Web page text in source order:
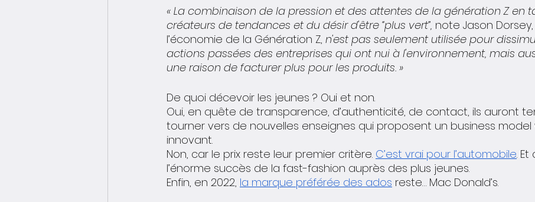
« La combinaison de la pression et des attentes de la génération Z en
créateurs de tendances et du désir d'être “plus vert”, note Jason
l’économie de la Génération Z, n'est pas seulement utilisée pour
actions passées des entreprises qui ont nui à l'environnement, mais
une raison de facturer plus pour les produits. »
De quoi décevoir les jeunes ? Oui et non.
Oui, en quête de transparence, d’authenticité, de contact, ils auront
tourner vers de nouvelles enseignes qui proposent un business
innovant.
Non, car le prix reste leur premier critère. C’est vrai pour l’automobile.
l’énorme succès de la fast-fashion auprès des plus jeunes.
Enfin, en 2022, la marque préférée des ados reste… Mac Donald’s.